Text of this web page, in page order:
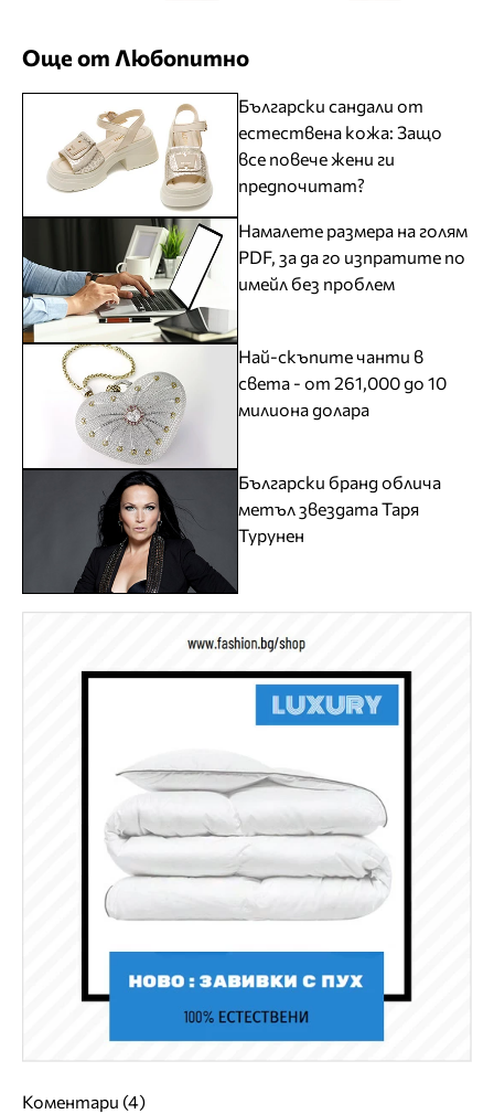
Още от Любопитно
Български сандали от
естествена кожа: Защо
все повече жени ги
предпочитат?
Намалете размера на голям
PDF, за да го изпратите по
имейл без проблем
Най-скъпите чанти в
света - от 261,000 до 10
милиона долара
Български бранд облича
метъл звездата Таря
Турунен
Коментари (4)